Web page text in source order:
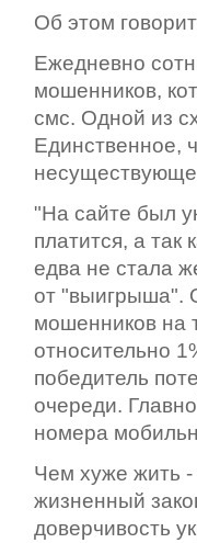
Об этом
Ежедневно
мошенников,
смс. Одной из
Единственное,
"На сайте был
платится, а так
едва не стала
от "выигрыша".
мошенников на
относительно
победитель
очереди.
номера
Чем хуже жить -
жизненный
доверчивость